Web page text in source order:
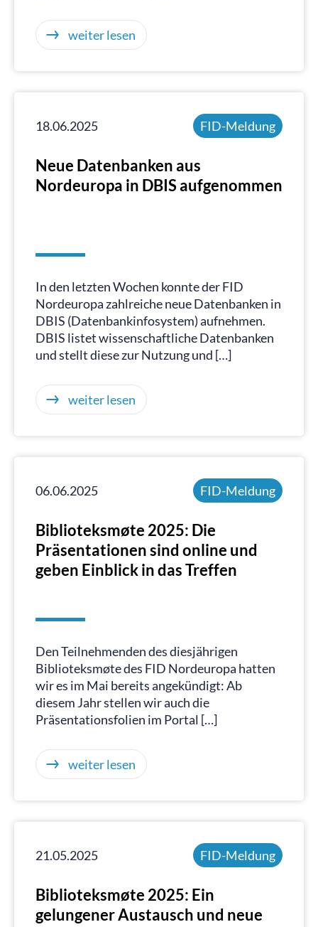
weiter lesen
18.06.2025 FID-Meldung
Neue Datenbanken aus
Nordeuropa in DBIS aufgenommen
In den letzten Wochen konnte der FID
Nordeuropa zahlreiche neue Datenbanken in
DBIS (Datenbankinfosystem) aufnehmen.
DBIS listet wissenschaftliche Datenbanken
und stellt diese zur Nutzung und […]
weiter lesen
06.06.2025 FID-Meldung
Biblioteksmøte 2025: Die
Präsentationen sind online und
geben Einblick in das Treffen
Den Teilnehmenden des diesjährigen
Biblioteksmøte des FID Nordeuropa hatten
wir es im Mai bereits angekündigt: Ab
diesem Jahr stellen wir auch die
Präsentationsfolien im Portal […]
weiter lesen
21.05.2025 FID-Meldung
Biblioteksmøte 2025: Ein
gelungener Austausch und neue